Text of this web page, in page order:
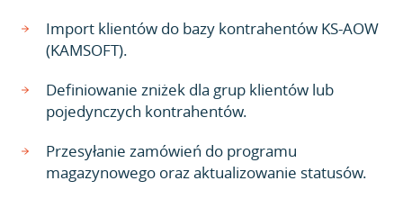
Import klientów do bazy kontrahentów KS-AOW
(KAMSOFT).
Definiowanie zniżek dla grup klientów lub
pojedynczych kontrahentów.
Przesyłanie zamówień do programu
magazynowego oraz aktualizowanie statusów.